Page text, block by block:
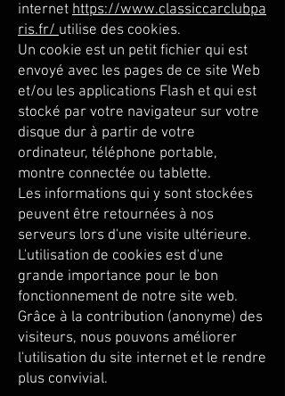
internet https://www.classiccarclubpa
ris.fr/utilise des cookies.
Un cookie est un petit fichier qui est
envoyé avec les pages de ce site Web
et/ou les applications Flash et qui est
stocké par votre navigateur sur votre
disque dur à partir de votre
ordinateur, téléphone portable,
montre connectée ou tablette.
Les informations qui y sont stockées
peuvent être retournées à nos
serveurs lors d'une visite ultérieure.
L'utilisation de cookies est d'une
grande importance pour le bon
fonctionnement de notre site web.
Grâce à la contribution (anonyme) des
visiteurs, nous pouvons améliorer
l'utilisation du site internet et le rendre
plus convivial.